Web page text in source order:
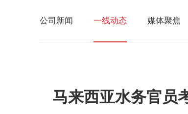
公司新闻 一线动态 媒体聚焦
马来西亚水务官员